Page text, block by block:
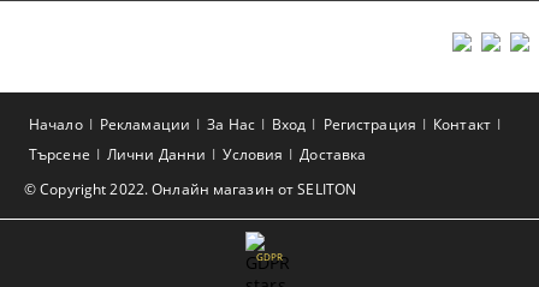
© Copyright 2022. Онлайн магазин от SELITON
Начало Рекламации За Нас Вход Регистрация
Контакт
Търсене
Лични Данни Условия Доставка
GDPR